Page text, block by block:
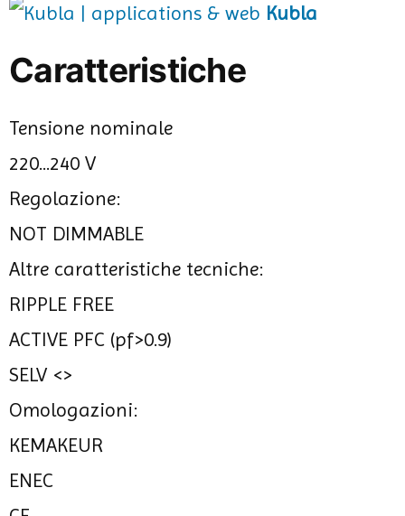
Kubla
Caratteristiche
Tensione nominale
220...240 V
Regolazione:
NOT DIMMABLE
Altre caratteristiche tecniche:
RIPPLE FREE
ACTIVE PFC (pf>0.9)
SELV <>
Omologazioni:
KEMAKEUR
ENEC